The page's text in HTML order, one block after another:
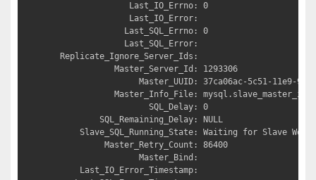
Last_IO_Errno: 0
Last_IO_Error:
Last_SQL_Errno: 0
Last_SQL_Error:
Replicate_Ignore_Server_Ids:
Master_Server_Id: 1293306
Master_UUID: 37ca06ac-5c51-11e9-9d3b-
Master_Info_File: mysql.slave_master_info
SQL_Delay: 0
SQL_Remaining_Delay: NULL
Slave_SQL_Running_State: Waiting for Slave
Master_Retry_Count: 86400
Master_Bind:
Last_IO_Error_Timestamp: